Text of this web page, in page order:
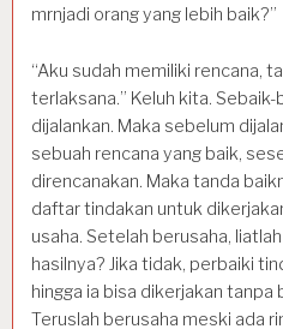
mrnjadi orang yang lebih baik?”
“Aku sudah memiliki rencana,
terlaksana.” Keluh kita.
dijalankan. Maka sebelum
sebuah rencana yang baik,
direncanakan. Maka tanda
daftar tindakan untuk
usaha. Setelah berusaha,
hasilnya? Jika tidak, perbaiki
hingga ia bisa dikerjakan tanpa
Teruslah berusaha meski ada